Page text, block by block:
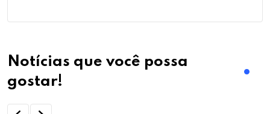
Notícias que você possa
gostar!